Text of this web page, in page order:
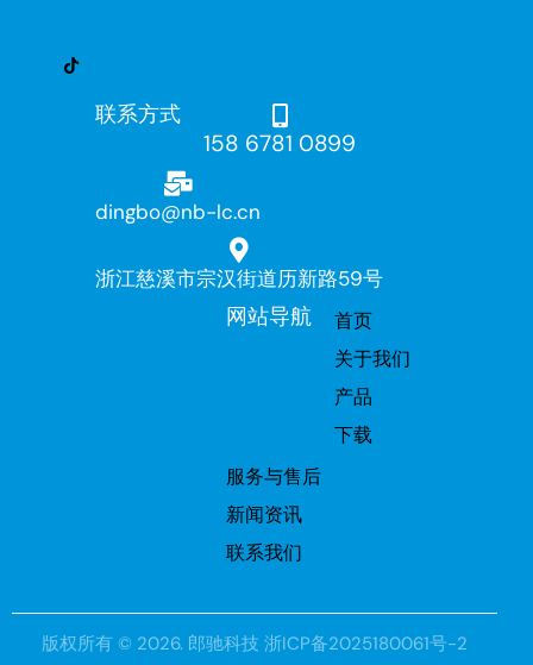
联系方式
158 6781 0899
dingbo@nb-lc.cn
浙江慈溪市宗汉街道历新路59号
网站导航
首页
关于我们
产品
下载
服务与售后
新闻资讯
联系我们
版权所有 © 2026. 郎驰科技 浙ICP备2025180061号-2